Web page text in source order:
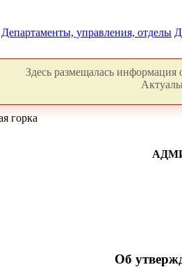
Департаменты, управления, отделы
Здесь размещалась информация
горка
Об